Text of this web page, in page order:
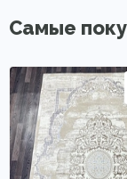
Самые